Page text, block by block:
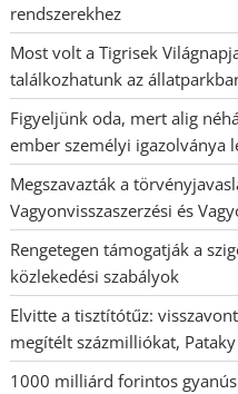
rendszerekhez
Most volt a Tigrisek
találkozhatunk az
Figyeljünk oda, mert alig
ember személyi igazolványa
Megszavazták a
Vagyonvisszaszerzési és
Rengetegen támogatják a
közlekedési szabályok
Elvitte a tisztítótűz:
megítélt százmilliókat,
1000 milliárd forintos